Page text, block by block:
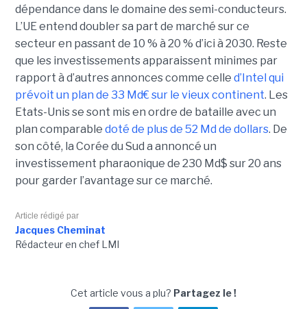
dépendance dans le domaine des semi-conducteurs.
L’UE entend doubler sa part de marché sur ce
secteur en passant de 10 % à 20 % d’ici à 2030. Reste
que les investissements apparaissent minimes par
rapport à d’autres annonces comme celle d’Intel qui
prévoit un plan de 33 Md€ sur le vieux continent. Les
Etats-Unis se sont mis en ordre de bataille avec un
plan comparable doté de plus de 52 Md de dollars. De
son côté, la Corée du Sud a annoncé un
investissement pharaonique de 230 Md$ sur 20 ans
pour garder l’avantage sur ce marché.
Article rédigé par
Jacques Cheminat
Rédacteur en chef LMI
Cet article vous a plu? Partagez le !